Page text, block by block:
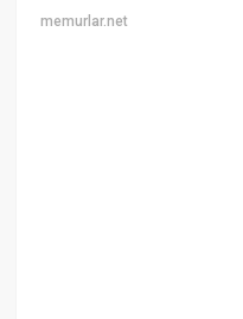
memurlar.net